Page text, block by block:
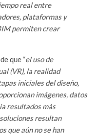
real entre
plataformas y
permiten crear
que “el uso de
(VR), la realidad
iniciales del diseño,
imágenes, datos
resultados más
resultan
que aún no se han